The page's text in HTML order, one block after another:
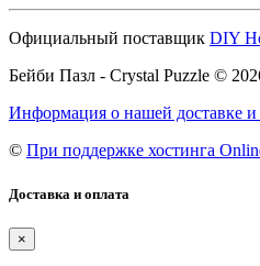
Официальный поставщик DIY
Бейби Пазл - Crystal Puzzle ©
Информация о нашей доставке и
© При поддержке хостинга
Доставка и оплата
×